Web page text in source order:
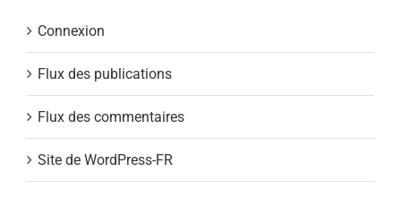
Connexion
Flux des publications
Flux des commentaires
Site de WordPress-FR